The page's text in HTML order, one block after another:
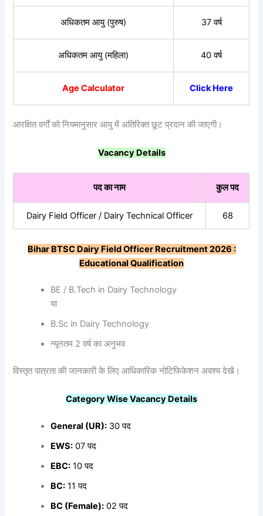
अधिकतम आयु (पुरुष) 37 वर्ष
अधिकतम आयु (महिला) 40 वर्ष
Age Calculator Click Here
आरक्षित वर्गों को नियमानुसार आयु में अतिरिक्त छूट प्रदान की जाएगी।
Vacancy Details
पदकानाम कुलपद
Dairy Field Officer / Dairy Technical Officer 68
Bihar BTSC Dairy Field Officer Recruitment 2026 :
Educational Qualification
BE / B.Tech in Dairy Technology
या
B.Sc in Dairy Technology
न्यूनतम 2 वर्ष का अनुभव
विस्तृत पात्रता की जानकारी के लिए आधिकारिक नोटिफिकेशन अवश्य देखें।
Category Wise Vacancy Details
General (UR): 30 पद
EWS: 07 पद
EBC: 10 पद
BC: 11 पद
BC (Female): 02 पद